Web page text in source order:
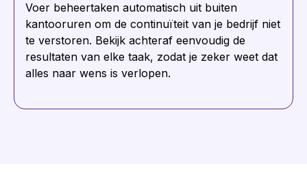
Voer beheertaken automatisch uit buiten
kantooruren om de continuïteit van je bedrijf niet
te verstoren. Bekijk achteraf eenvoudig de
resultaten van elke taak, zodat je zeker weet dat
alles naar wens is verlopen.